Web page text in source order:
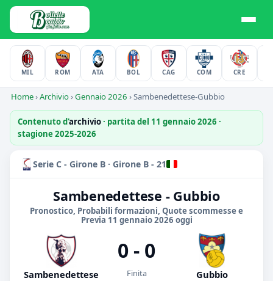
MIL ROM ATA BOL CAG COM CRE
Home›Archivio›Gennaio 2026 ›Sambenedettese-Gubbio
Contenuto d'archivio· partita del 11 gennaio 2026 ·
stagione 2025-2026
Serie C - Girone B · Girone B - 21
Sambenedettese - Gubbio
Pronostico, Probabili formazioni, Quote scommesse e
Previa 11 gennaio 2026 oggi
Sambenedettese
0 - 0
Finita Gubbio